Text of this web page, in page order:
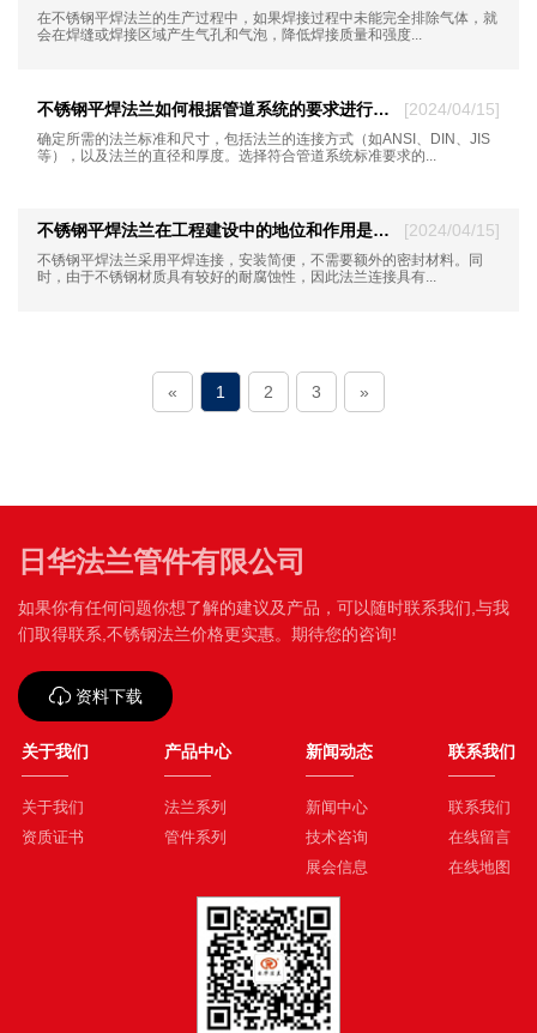
在不锈钢平焊法兰的生产过程中，如果焊接过程中未能完全排除气体，就
会在焊缝或焊接区域产生气孔和气泡，降低焊接质量和强度...
不锈钢平焊法兰如何根据管道系统的要求进行正确选型？ [2024/04/15]
确定所需的法兰标准和尺寸，包括法兰的连接方式（如ANSI、DIN、JIS
等），以及法兰的直径和厚度。选择符合管道系统标准要求的...
不锈钢平焊法兰在工程建设中的地位和作用是怎样的？ [2024/04/15]
不锈钢平焊法兰采用平焊连接，安装简便，不需要额外的密封材料。同
时，由于不锈钢材质具有较好的耐腐蚀性，因此法兰连接具有...
« 1 2 3 »
日华法兰管件有限公司
如果你有任何问题你想了解的建议及产品，可以随时联系我们,与我
们取得联系,不锈钢法兰价格更实惠。期待您的咨询!
资料下载
关于我们
关于我们
资质证书
产品中心
法兰系列
管件系列
新闻动态
新闻中心
技术咨询
展会信息
联系我们
联系我们
在线留言
在线地图